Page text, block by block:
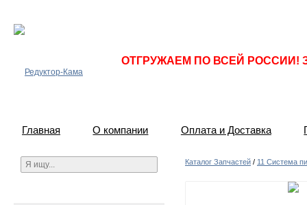
ОТГРУЖАЕМ ПО ВСЕЙ РОССИИ!
Главная О компании Оплата и Доставка
Каталог Запчастей / 11 Система